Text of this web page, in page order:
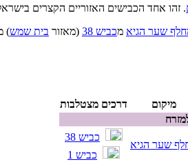
. זהו אחד הכבישים האזוריים הקצרים
שער הגיא מכביש 38 (מאזור בית שמש)
מיקום
דרכים מצטלבות
שער הגיא
כביש 38
כביש 1